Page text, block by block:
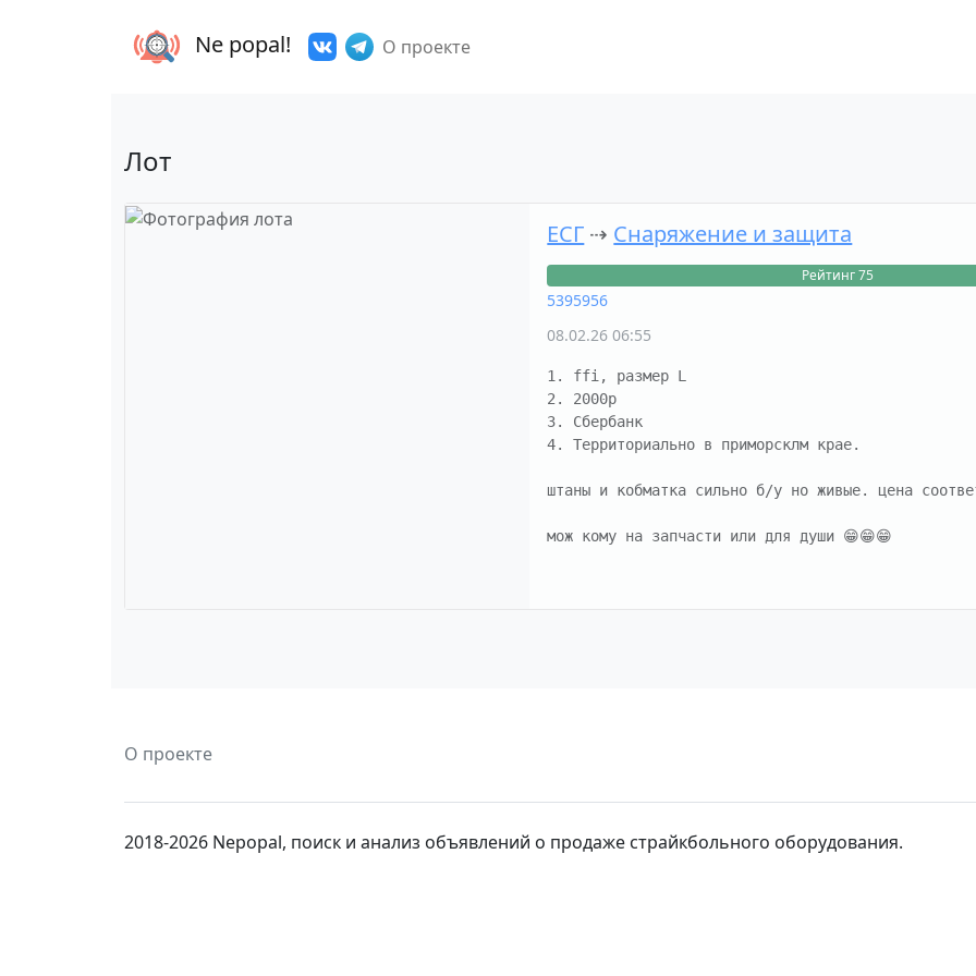
Ne popal! О проекте
Лот
ЕСГ ⇢ Снаряжение и защита
Рейтинг 75
5395956
08.02.26 06:55
1. ffi, размер L
2. 2000р
3. Сбербанк
4. Территориально в приморсклм крае.
штаны и кобматка сильно б/у но живые. цена
мож кому на запчасти или для души 😁😁😁
О проекте
2018-2026 Nepopal, поиск и анализ объявлений о продаже страйкбольного оборудования.